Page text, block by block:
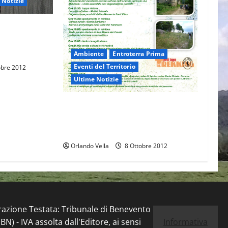
2012
Ambiente
Entroterra Prima
Eventi del Territorio
Ultime Notizie
Orlando Vella 8 Ottobre 2012
Testata: Tribunale di Benevento
- IVA assolta dall'Editore, ai sensi
Informativa